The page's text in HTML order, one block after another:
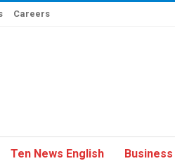
Careers
Ten News English